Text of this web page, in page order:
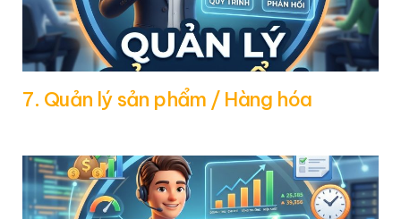
7. Quản lý sản phẩm / Hàng hóa